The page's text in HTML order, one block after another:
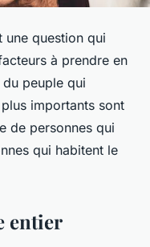
une question qui
à prendre en
peuple qui
importants sont
de personnes qui
qui habitent le
entier